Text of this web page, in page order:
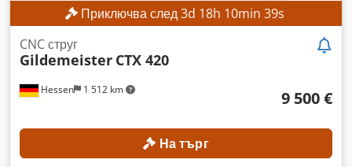
Приключва след3d 18h 10min 37s
Hessen 1 512 km
CNC струг
Gildemeister CTX 420
9 500 €
На търг